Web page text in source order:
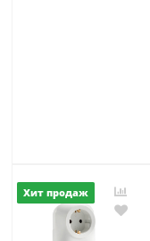
Хит продаж